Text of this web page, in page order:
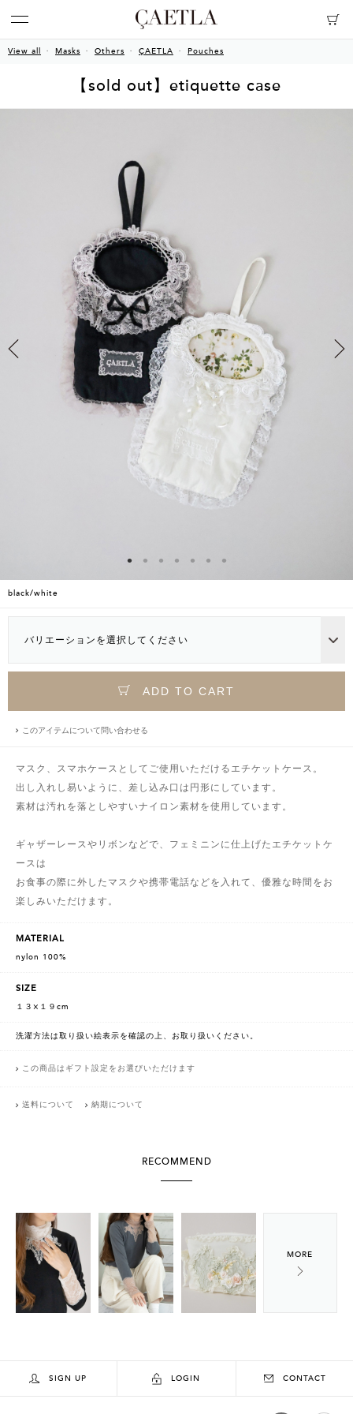
View all Masks Others ÇAETLA Pouches
【sold out】etiquette case
black/white
バリエーションを選択してください
ADD TO CART
このアイテムについて問い合わせる
マスク、スマホケースとしてご使用いただけるエチケットケース。
出し入れし易いように、差し込み口は円形にしています。
素材は汚れを落としやすいナイロン素材を使用しています。
ギャザーレースやリボンなどで、フェミニンに仕上げたエチケットケ
ースは
お食事の際に外したマスクや携帯電話などを入れて、優雅な時間をお
楽しみいただけます。
MATERIAL
nylon 100%
SIZE
１３×１９cm
洗濯方法は取り扱い絵表示を確認の上、お取り扱いください。
この商品はギフト設定をお選びいただけます
送料について 納期について
RECOMMEND
SIGN UP LOGIN CONTACT